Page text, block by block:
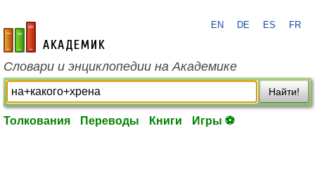
academic.ru
EN DE ES FR
Словари и энциклопедии на Академике
Найти!
Толкования Переводы Книги Игры ⚽